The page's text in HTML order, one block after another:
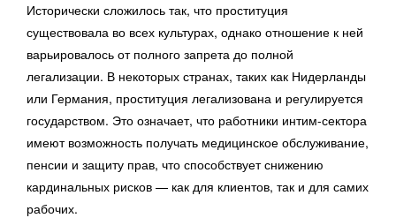
Исторически сложилось так, что проституция
существовала во всех культурах, однако отношение к ней
варьировалось от полного запрета до полной
легализации. В некоторых странах, таких как Нидерланды
или Германия, проституция легализована и регулируется
государством. Это означает, что работники интим-сектора
имеют возможность получать медицинское обслуживание,
пенсии и защиту прав, что способствует снижению
кардинальных рисков — как для клиентов, так и для самих
рабочих.